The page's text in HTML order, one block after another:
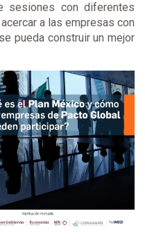
sesiones con diferentes
a las empresas con
pueda construir un mejor